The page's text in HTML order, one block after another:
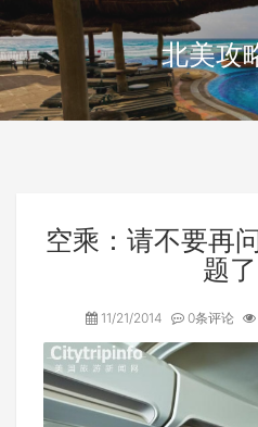
北美攻
空乘：请不要再
题了
11/21/2014 0条评论